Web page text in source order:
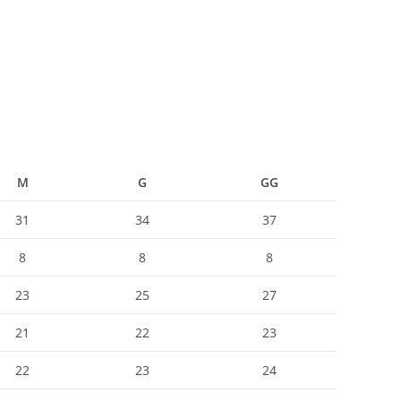
M G GG
31 34 37
8 8 8
23 25 27
21 22 23
22 23 24